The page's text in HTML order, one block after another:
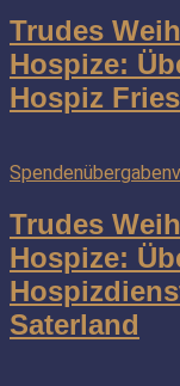
Trudes
Hospize:
Hospiz
Spendenübergaben
Trudes
Hospize:
Saterland